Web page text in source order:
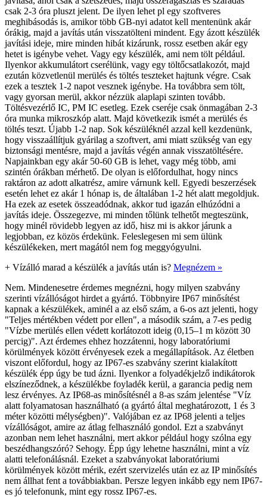
csak 2-3 óra pluszt jelent. De ilyen lehet pl egy szoftveres
meghibásodás is, amikor több GB-nyi adatot kell mentenünk akár
órákig, majd a javítás után visszatölteni mindent. Egy ázott készülék
javítási ideje, mire minden hibát kizárunk, rossz esetben akár egy
hetet is igénybe vehet. Vagy egy készülék, ami nem tölt például.
Ilyenkor akkumulátort cserélünk, vagy egy töltőcsatlakozót, majd
ezután közvetlenül merülés és töltés teszteket hajtunk végre. Csak
ezek a tesztek 1-2 napot vesznek igénybe. Ha továbbra sem tölt,
vagy gyorsan merül, akkor nézzük alaplapi szinten tovább.
Töltésvezérlő IC, PM IC esetleg. Ezek cseréje csak önmagában 2-3
óra munka mikroszkóp alatt. Majd következik ismét a merülés és
töltés teszt. Újabb 1-2 nap. Sok készüléknél azzal kell kezdenünk,
hogy visszaállítjuk gyárilag a szoftvert, ami miatt szükség van egy
biztonsági mentésre, majd a javítás végén annak visszatöltésére.
Napjainkban egy akár 50-60 GB is lehet, vagy még több, ami
szintén órákban mérhető. De olyan is előfordulhat, hogy nincs
raktáron az adott alkatrész, amire várnunk kell. Egyedi beszerzések
esetén lehet ez akár 1 hónap is, de általában 1-2 hét alatt megoldjuk.
Ha ezek az esetek összeadódnak, akkor tud igazán elhúzódni a
javítás ideje. Összegezve, mi minden tőlünk telhetőt megteszünk,
hogy minél rövidebb legyen az idő, hisz mi is akkor járunk a
legjobban, ez közös érdekünk. Feleslegesen mi sem ülünk
készülékeken, mert magától nem fog meggyógyulni.
+ Vízálló marad a készülék a javítás után is? Megnézem »
Nem. Mindenesetre érdemes megnézni, hogy milyen szabvány
szerinti vízállóságot hirdet a gyártó. Többnyire IP67 minősítést
kapnak a készülékek, aminél a az első szám, a 6-os azt jelenti, hogy
"Teljes mértékben védett por ellen", a második szám, a 7-es pedig
"Vízbe merülés ellen védett korlátozott ideig (0,15–1 m között 30
percig)". Azt érdemes ehhez hozzátenni, hogy laboratóriumi
körülmények között érvényesek ezek a megállapítások. Az életben
viszont előfordul, hogy az IP67-es szabvány szerint kialakított
készülék épp úgy be tud ázni. Ilyenkor a folyadékjelző indikátorok
elszíneződnek, a készülékbe foyladék kerül, a garancia pedig nem
lesz érvényes. Az IP68-as minősítésnél a 8-as szám jelentése "Víz
alatt folyamatosan használható (a gyártó által meghatározott, 1 és 3
méter közötti mélységben)". Valójában ez az IP68 jelenti a teljes
vízállóságot, amire az átlag felhasználó gondol. Ezt a szabványt
azonban nem lehet használni, mert akkor például hogy szólna egy
beszédhangszóró? Sehogy. Épp úgy lehetne használni, mint a víz
alatti telefonálásnál. Ezeket a szabványokat laboratóriumi
körülmények között mérik, ezért szervizelés után ez az IP minősítés
nem állhat fent a továbbiakban. Persze legyen inkább egy nem IP67-
es jó telefonunk, mint egy rossz IP67-es.